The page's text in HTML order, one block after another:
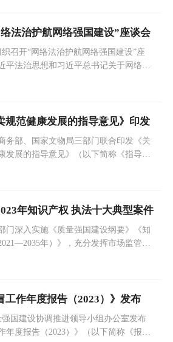
法治护航网络强国建设”座谈会
召开“网络法治护航网络强国建设”座
平法治思想和习近平总书记关于网络强
规范健康发展的指导意见》印发
务部、国家文物局三部门联合印发《关
发展的指导意见》（以下简称《指导意
年知识产权 执法十大典型案件
门深入实施《质量强国建设纲要》《知
年）》，充分发挥市场监管综
和消费者的合法权益，维护了创新发展
工作年度报告（2023）》发布
国建设协调推进领导小组办公室发布
年度报告（2023）》（以下简称《报